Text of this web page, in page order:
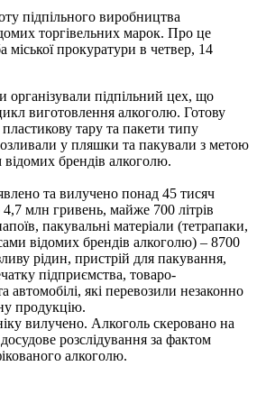
підпільного виробництва
торгівельних марок. Про це
міської прокуратури в четвер, 14
підпільний цех, що
виготовлення алкоголю. Готову
тару та пакети типу
у пляшки та пакували з метою
відомих брендів алкоголю.
та вилучено понад 45 тисяч
4,7 млн гривень, майже 700 літрів
пакувальні матеріали (тетрапаки,
відомих брендів алкоголю) – 8700
рідин, пристрій для пакування,
підприємства, товаро-
автомобілі, які перевозили незаконно
продукцію.
вилучено. Алкоголь скеровано на
розслідування за фактом
алкоголю.